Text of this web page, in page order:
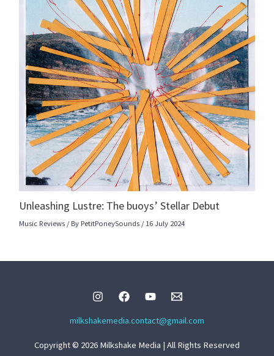
Unleashing Lustre: The buoys’ Stellar Debut
Music Reviews / ByPetitPoneySounds /16 July 2024
milkshakemedia.contact@gmail.com
Copyright © 2026 Milkshake Media | All Rights Reserved